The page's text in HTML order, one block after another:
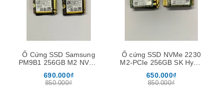
Ổ Cứng SSD Samsung
PM9B1 256GB M2 NVMe
690.000₫
850.000₫
Ổ cứng SSD NVMe 2230
M2-PCIe 256GB SK Hynix
650.000₫
850.000₫